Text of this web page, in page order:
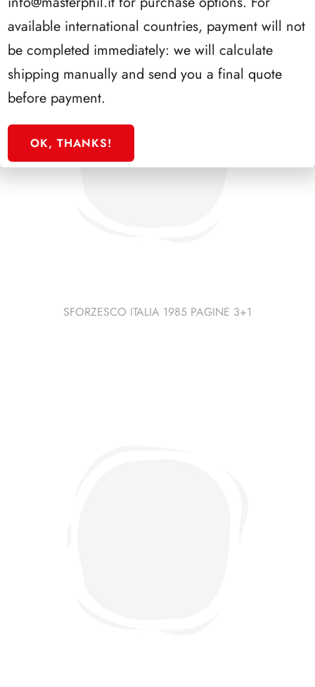
SFORZESCO ITALIA 1985 PAGINE 3+1
available international countries, payment will not
be completed immediately: we will calculate
shipping manually and send you a final quote
before payment.
OK, THANKS!